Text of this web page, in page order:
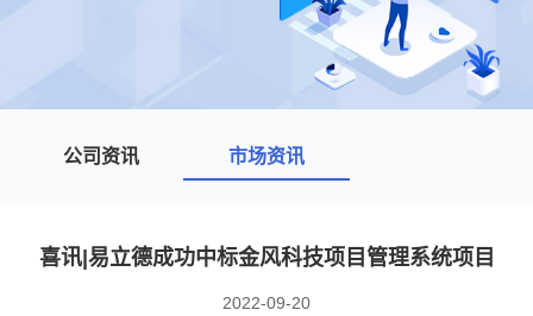
公司资讯 市场资讯
喜讯|易立德成功中标金风科技项目管理系统项目
2022-09-20